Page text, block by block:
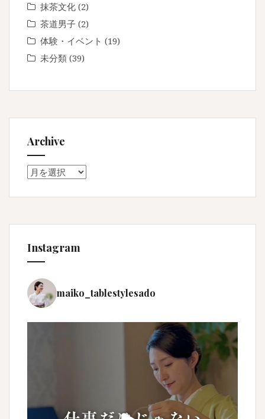
抹茶文化 (2)
茶道男子 (2)
体験・イベント (19)
未分類 (39)
Archive
Archive
Instagram
maiko_tablestylesado